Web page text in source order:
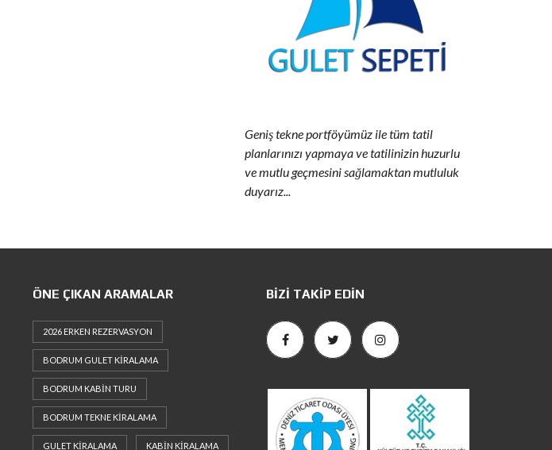
Geniş tekne portföyümüz ile tüm tatil
planlarınızı yapmaya ve tatilinizin huzurlu
ve mutlu geçmesini sağlamaktan mutluluk
duyarız...
ÖNE ÇIKAN ARAMALAR
2026 ERKEN REZERVASYON
BODRUM GULET KIRALAMA
BODRUM KABIN TURU
BODRUM TEKNE KIRALAMA
GULET KIRALAMA KABIN KIRALAMA
BIZI TAKIP EDIN